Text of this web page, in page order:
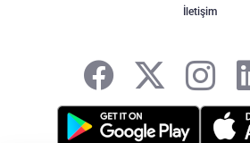
İletişim